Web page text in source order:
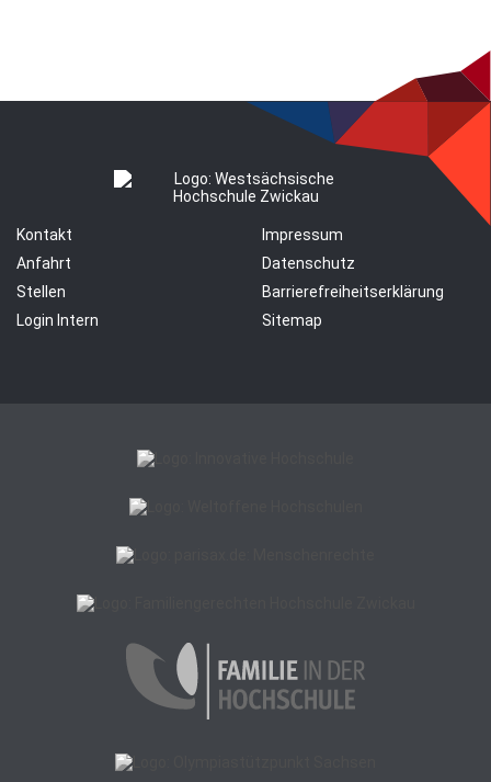
Kontakt
Anfahrt
Stellen
Login Intern
Impressum
Datenschutz
Barrierefreiheitserklärung
Sitemap